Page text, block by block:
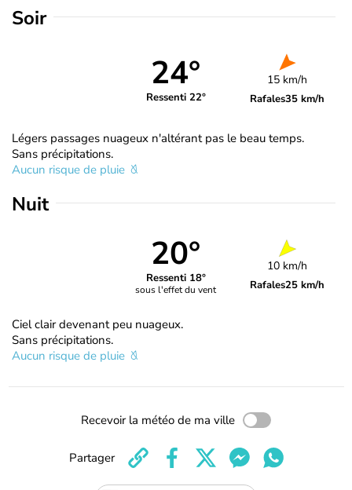
Soir
24°
Ressenti 22°
15 km/h
Rafales35 km/h
Légers passages nuageux n'altérant pas le beau temps.
Sans précipitations.
Aucun risque de pluie
Nuit
20°
Ressenti 18°
sous l'effet du vent
10 km/h
Rafales25 km/h
Ciel clair devenant peu nuageux.
Sans précipitations.
Aucun risque de pluie
Recevoir la météo de ma ville
Partager